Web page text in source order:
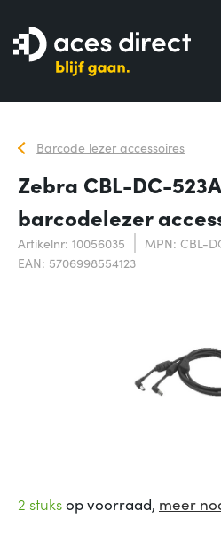
Barcode lezer accessoires
Zebra CBL-DC-
barcodelezer
Artikelnr: 10056035
MPN: CBL-
EAN: 5706998554123
2 stuksop voorraad, meer